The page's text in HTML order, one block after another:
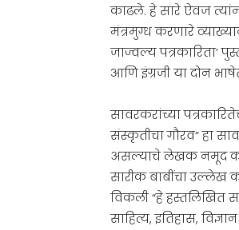
काढले. हे सारे ऐवज
मंत्रमुग्ध करणारे
जाज्वल्य पत्रकारिता’
आणि इंग्रजी या दोन
सावरकरांच्या
संस्कृतीचा गौरव” हा
असल्याचे लेखक नमूद
सारीक बाबींचा उल्लेख
विकली “हे हस्तलिखित
साहित्य, इतिहास,